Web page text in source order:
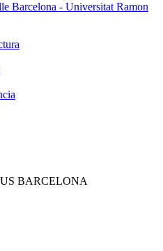
Barcelona - Universitat Ramon
BARCELONA